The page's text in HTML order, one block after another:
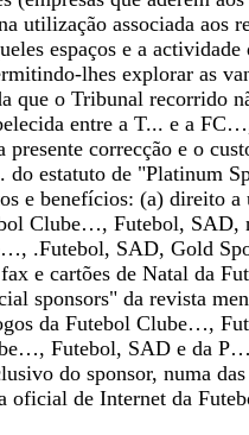
utilização associada aos
espaços e a
lhes explorar as
que o Tribunal recorrido
entre a T... e a
presente correcção e o
do estatuto de "Platinum
e benefícios: (a) direito
Clube…, Futebol, SAD,
.Futebol, SAD, Gold
e cartões de Natal da
sponsors" da revista
da Futebol Clube…,
Futebol, SAD e da
do sponsor, numa
oficial de Internet da